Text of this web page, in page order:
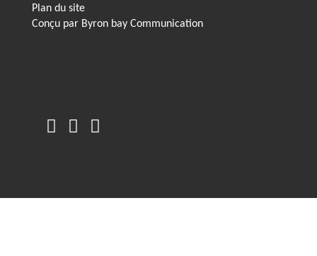
Plan du site
Conçu par Byron bay Communication